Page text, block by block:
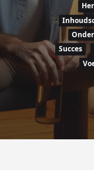
Succes